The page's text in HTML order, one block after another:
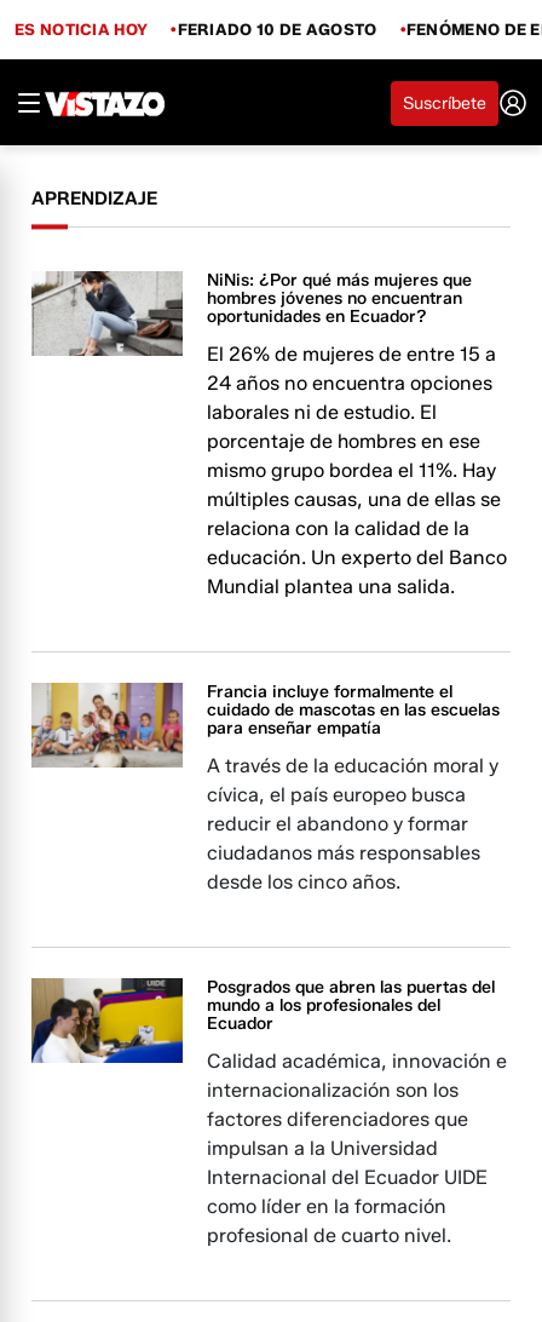
ES NOTICIA HOY FERIADO 10 DE AGOSTO FENÓMENO DE
Suscríbete
APRENDIZAJE
NiNis: ¿Por qué más mujeres que
hombres jóvenes no encuentran
oportunidades en Ecuador?
El 26% de mujeres de entre 15 a
24 años no encuentra opciones
laborales ni de estudio. El
porcentaje de hombres en ese
mismo grupo bordea el 11%. Hay
múltiples causas, una de ellas se
relaciona con la calidad de la
educación. Un experto del Banco
Mundial plantea una salida.
Francia incluye formalmente el
cuidado de mascotas en las escuelas
para enseñar empatía
A través de la educación moral y
cívica, el país europeo busca
reducir el abandono y formar
ciudadanos más responsables
desde los cinco años.
Posgrados que abren las puertas del
mundo a los profesionales del
Ecuador
Calidad académica, innovación e
internacionalización son los
factores diferenciadores que
impulsan a la Universidad
Internacional del Ecuador UIDE
como líder en la formación
profesional de cuarto nivel.